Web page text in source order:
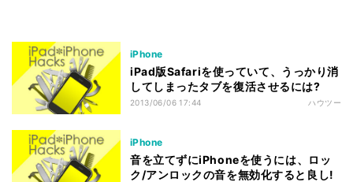
iPhone
iPad版Safariを使っていて、うっかり消
してしまったタブを復活させるには?
2013/06/06 17:44 ハウツー
iPhone
音を立てずにiPhoneを使うには、ロッ
ク/アンロックの音を無効化すると良し!